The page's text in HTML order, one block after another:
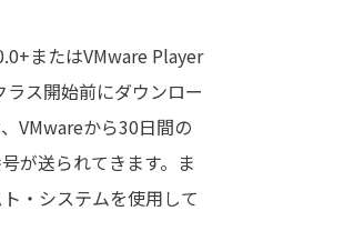
またはVMware Player
ス開始前にダウンロー
VMwareから30日間の
が送られてきます。ま
・システムを使用して